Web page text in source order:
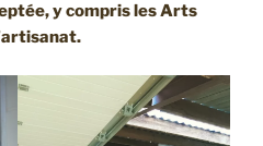
y compris les Arts